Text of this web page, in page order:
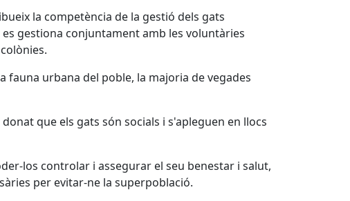
la competència de la gestió dels gats
gestiona conjuntament amb les voluntàries
urbana del poble, la majoria de vegades
que els gats són socials i s'apleguen en llocs
los controlar i assegurar el seu benestar i salut,
per evitar-ne la superpoblació.